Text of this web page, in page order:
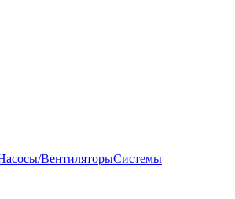
ВентиляторыСистемы